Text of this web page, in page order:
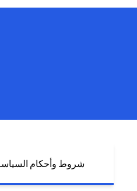
شروط وأحكام